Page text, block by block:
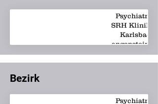
Psychiatrie -
SRH Klinikum
Karlsbad-
Bezirk
Psychiatrie -